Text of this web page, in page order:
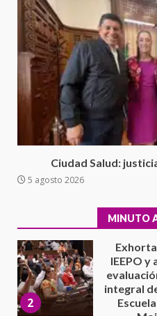
Ciudad Salud:
5 agosto 2026
MINUTO
7
16 julio
Avanza
el
7 agosto
IEEPO
5 agosto
3
Ciudad
5 agosto